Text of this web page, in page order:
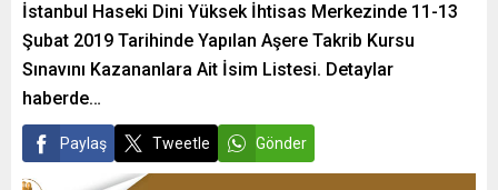
İstanbul Haseki Dini Yüksek İhtisas Merkezinde 11-13
Şubat 2019 Tarihinde Yapılan Aşere Takrib Kursu
Sınavını Kazananlara Ait İsim Listesi. Detaylar
haberde…
Paylaş Tweetle Gönder